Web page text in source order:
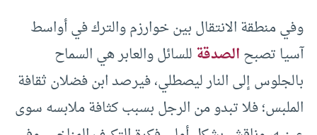
وفي منطقة الانتقال بين خوارزم والترك في أواسط
آسيا تصبحالصدقةللسائل والعابر هي السماح
بالجلوس إلى النار ليصطلي، فيرصد ابن فضلان ثقافة
الملبس؛ فلا تبدو من الرجل بسبب كثافة ملابسه سوى